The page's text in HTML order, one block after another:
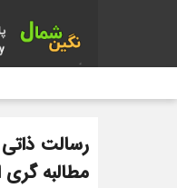
رسالت
مطالبه